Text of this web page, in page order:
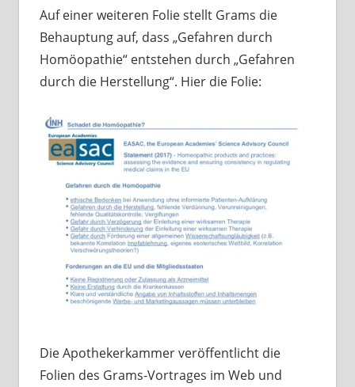
Auf einer weiteren Folie stellt Grams die
Behauptung auf, dass „Gefahren durch
Homöopathie“ entstehen durch „Gefahren
durch die Herstellung“. Hier die Folie:
Die Apothekerkammer veröffentlicht die
Folien des Grams-Vortrages im Web und